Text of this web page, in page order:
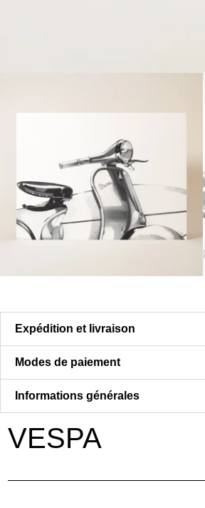
Expédition et livraison
Modes de paiement
Informations générales
VESPA